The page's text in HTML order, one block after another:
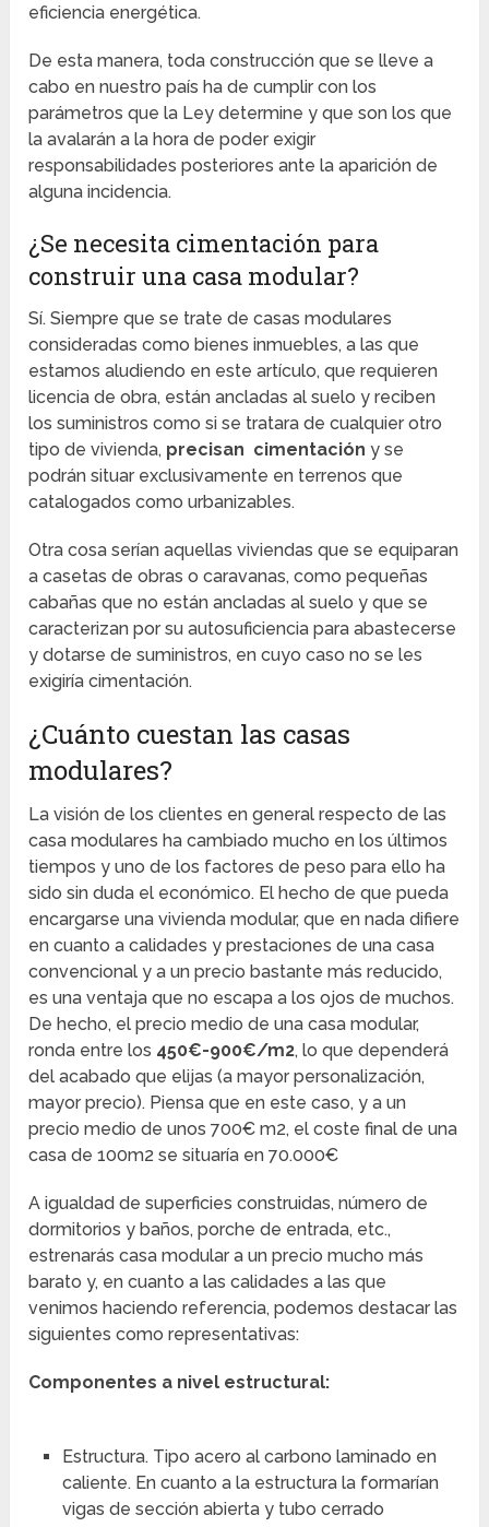
eficiencia energética.
De esta manera, toda construcción que se lleve a
cabo en nuestro país ha de cumplir con los
parámetros que la Ley determine y que son los que
la avalarán a la hora de poder exigir
responsabilidades posteriores ante la aparición de
alguna incidencia.
¿Se necesita cimentación para
construir una casa modular?
Sí. Siempre que se trate de casas modulares
consideradas como bienes inmuebles, a las que
estamos aludiendo en este artículo, que requieren
licencia de obra, están ancladas al suelo y reciben
los suministros como si se tratara de cualquier otro
tipo de vivienda, precisan cimentación y se
podrán situar exclusivamente en terrenos que
catalogados como urbanizables.
Otra cosa serían aquellas viviendas que se equiparan
a casetas de obras o caravanas, como pequeñas
cabañas que no están ancladas al suelo y que se
caracterizan por su autosuficiencia para abastecerse
y dotarse de suministros, en cuyo caso no se les
exigiría cimentación.
¿Cuánto cuestan las casas
modulares?
La visión de los clientes en general respecto de las
casa modulares ha cambiado mucho en los últimos
tiempos y uno de los factores de peso para ello ha
sido sin duda el económico. El hecho de que pueda
encargarse una vivienda modular, que en nada difiere
en cuanto a calidades y prestaciones de una casa
convencional y a un precio bastante más reducido,
es una ventaja que no escapa a los ojos de muchos.
De hecho, el precio medio de una casa modular,
ronda entre los 450€-900€/m2, lo que dependerá
del acabado que elijas (a mayor personalización,
mayor precio). Piensa que en este caso, y a un
precio medio de unos 700€ m2, el coste final de una
casa de 100m2 se situaría en 70.000€
A igualdad de superficies construidas, número de
dormitorios y baños, porche de entrada, etc.,
estrenarás casa modular a un precio mucho más
barato y, en cuanto a las calidades a las que
venimos haciendo referencia, podemos destacar las
siguientes como representativas:
Componentes a nivel estructural:
Estructura. Tipo acero al carbono laminado en
caliente. En cuanto a la estructura la formarían
vigas de sección abierta y tubo cerrado